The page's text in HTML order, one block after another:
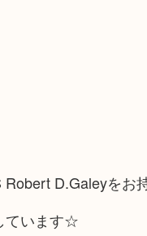
D.Galeyをお
ています☆